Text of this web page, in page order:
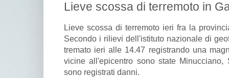
Lieve scossa di terremoto in
Lieve scossa di terremoto ieri fra la
Secondo i rilievi dell'istituto nazionale di
tremato ieri alle 14.47 registrando una
vicine all'epicentro sono state
sono registrati danni.